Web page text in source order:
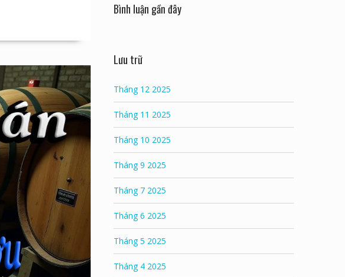
Bình luận gần đây
Lưu trữ
Tháng 12 2025
Tháng 11 2025
Tháng 10 2025
Tháng 9 2025
Tháng 7 2025
Tháng 6 2025
Tháng 5 2025
Tháng 4 2025